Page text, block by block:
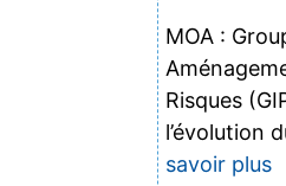
MOA :
Risques
l’évolution
savoir plus